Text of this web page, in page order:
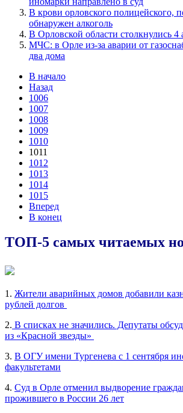
В крови орловского полицейского,
обнаружен алкоголь
В Орловской области столкнулись 4
МЧС: в Орле из-за аварии от
два дома
В начало
Назад
1006
1007
1008
1009
1010
1011
1012
1013
1014
1015
Вперед
В конец
ТОП-5 самых читаемых
1. Жители аварийных домов добавили
рублей долгов
2. В списках не значились. Депутаты
из «Красной звезды»
3. В ОГУ имени Тургенева с 1 сентября
факультетами
4. Суд в Орле отменил выдворение
прожившего в России 26 лет